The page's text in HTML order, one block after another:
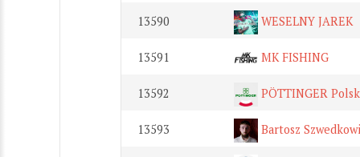
13590 WESELNY JAREK
13591 MK FISHING
13592 PÖTTINGER
13593 Bartosz